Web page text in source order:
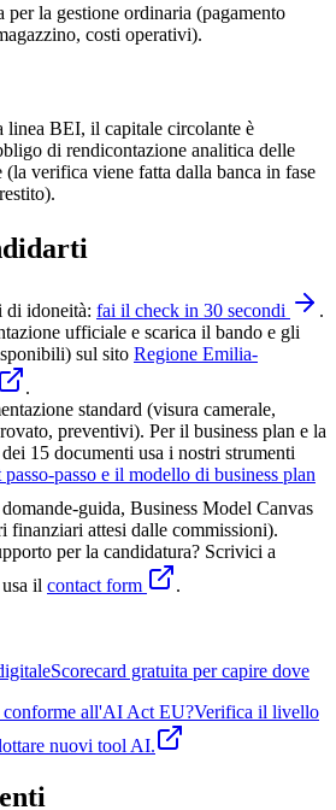
per la gestione ordinaria (pagamento
costi operativi).
linea BEI, il capitale circolante è
di rendicontazione analitica delle
(la verifica viene fatta dalla banca in fase
di idoneità: fai il check in 30 secondi
.
ufficiale e scarica il bando e gli
sul sito Regione Emilia-
.
standard (visura camerale,
preventivi). Per il business plan e la
15 documenti usa i nostri strumenti
passo e il modello di business plan
guida, Business Model Canvas
finanziari attesi dalle commissioni).
per la candidatura? Scrivici a
il contact form
.
Scorecard gratuita per capire dove
conforme all'AI Act EU?Verifica il livello
nuovi tool AI.